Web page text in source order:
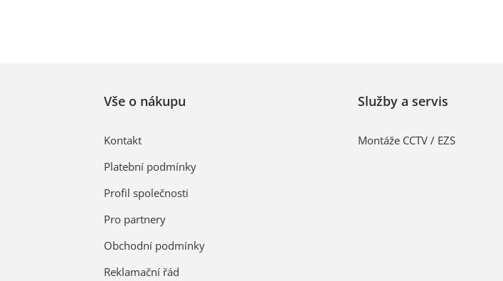
Vše o nákupu
Kontakt
Platební podmínky
Profil společnosti
Pro partnery
Obchodní podmínky
Reklamační řád
Služby a servis
Montáže CCTV / EZS